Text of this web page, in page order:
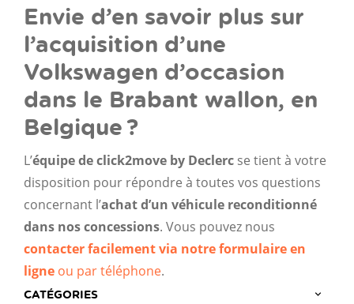
Envie d’en savoir plus sur
l’acquisition d’une
Volkswagen d’occasion
dans le Brabant wallon, en
Belgique ?
L’équipe de click2move by Declerc se tient à votre
disposition pour répondre à toutes vos questions
concernant l’achat d’un véhicule reconditionné
dans nos concessions. Vous pouvez nous
contacter facilement via notre formulaire en
ligne ou par téléphone.
CATÉGORIES